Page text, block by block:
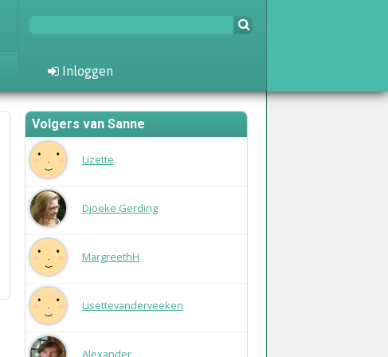
Inloggen
Volgers van Sanne
Lizette
Djoeke Gerding
MargreethH
Lisettevanderveeken
Alexander